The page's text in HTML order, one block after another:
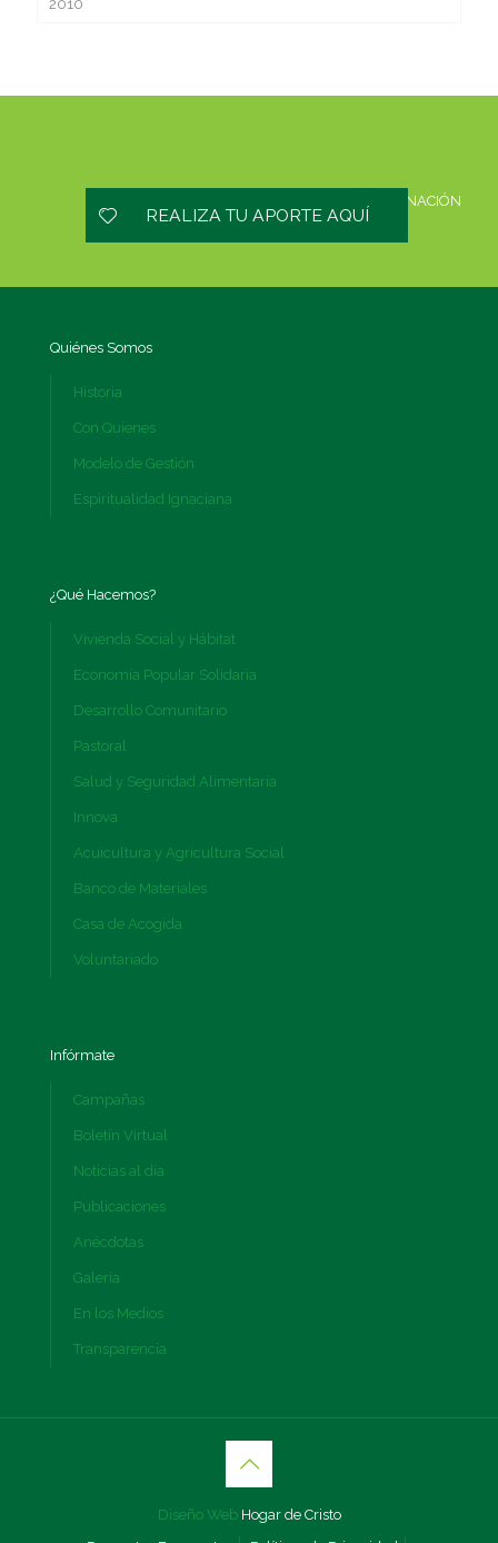
2010
HAZ UNA DONACIÓN
REALIZA TU APORTE AQUÍ
Quiénes Somos
Historia
Con Quienes
Modelo de Gestión
Espiritualidad Ignaciana
¿Qué Hacemos?
Vivienda Social y Hábitat
Economía Popular Solidaria
Desarrollo Comunitario
Pastoral
Salud y Seguridad Alimentaria
Innova
Acuicultura y Agricultura Social
Banco de Materiales
Casa de Acogida
Voluntariado
Infórmate
Campañas
Boletín Virtual
Noticias al día
Publicaciones
Anécdotas
Galería
En los Medios
Transparencia
Diseño WebHogar de Cristo